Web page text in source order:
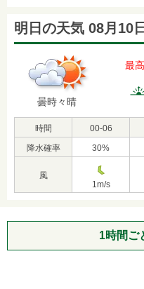
明日の天気 08月10日
曇時々晴
最高
時間 00-06
降水確率
30%
風
1m/s
1時間ご